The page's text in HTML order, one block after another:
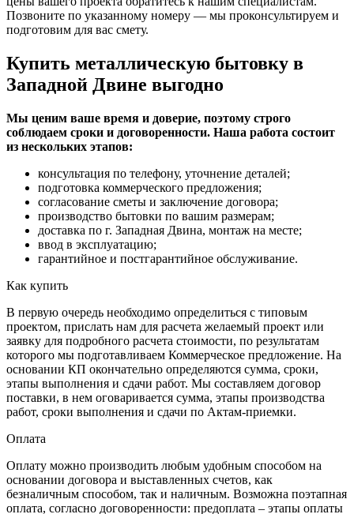
Позвоните по указанному номеру — мы проконсультируем и
подготовим для вас смету.
Купить металлическую бытовку в
Западной Двине выгодно
Мы ценим ваше время и доверие, поэтому строго
соблюдаем сроки и договоренности. Наша работа состоит
из нескольких этапов:
консультация по телефону, уточнение деталей;
подготовка коммерческого предложения;
согласование сметы и заключение договора;
производство бытовки по вашим размерам;
доставка по г. Западная Двина, монтаж на месте;
ввод в эксплуатацию;
гарантийное и постгарантийное обслуживание.
Как купить
В первую очередь необходимо определиться с типовым
проектом, прислать нам для расчета желаемый проект или
заявку для подробного расчета стоимости, по результатам
которого мы подготавливаем Коммерческое предложение. На
основании КП окончательно определяются сумма, сроки,
этапы выполнения и сдачи работ. Мы составляем договор
поставки, в нем оговаривается сумма, этапы производства
работ, сроки выполнения и сдачи по Актам-приемки.
Оплата
Оплату можно производить любым удобным способом на
основании договора и выставленных счетов, как
безналичным способом, так и наличным. Возможна поэтапная
оплата, согласно договоренности: предоплата – этапы оплаты